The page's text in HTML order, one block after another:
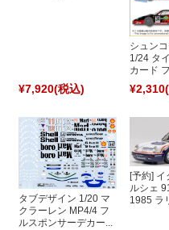
¥7,920(税込)
シュン
1/24 タ
カード
¥2,310
タブデザイン 1/20 マ
クラーレン MP4/4 フ
ルスポンサーデカー...
[予約]
ルシェ
1985 ラ